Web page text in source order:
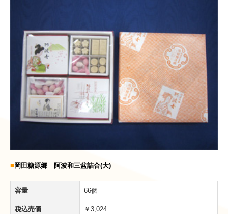
■ 岡田糖源郷 阿波和三盆詰合(大)
容量 66個
税込売価 ￥3,024